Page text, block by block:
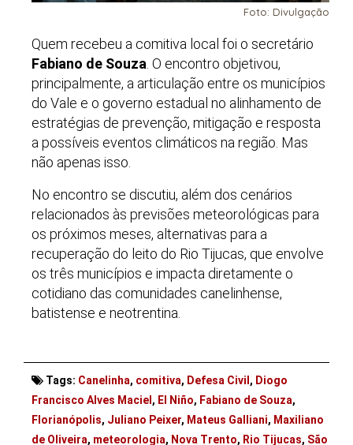
Foto: Divulgação
Quem recebeu a comitiva local foi o secretário
Fabiano de Souza. O encontro objetivou,
principalmente, a articulação entre os municípios
do Vale e o governo estadual no alinhamento de
estratégias de prevenção, mitigação e resposta
a possíveis eventos climáticos na região. Mas
não apenas isso.
No encontro se discutiu, além dos cenários
relacionados às previsões meteorológicas para
os próximos meses, alternativas para a
recuperação do leito do Rio Tijucas, que envolve
os três municípios e impacta diretamente o
cotidiano das comunidades canelinhense,
batistense e neotrentina.
Tags: Canelinha, comitiva, Defesa Civil , Diogo
Francisco Alves Maciel , El Niño, Fabiano de Souza,
Florianópolis, Juliano Peixer, Mateus Galliani, Maxiliano
de Oliveira, meteorologia, Nova Trento, Rio Tijucas, São